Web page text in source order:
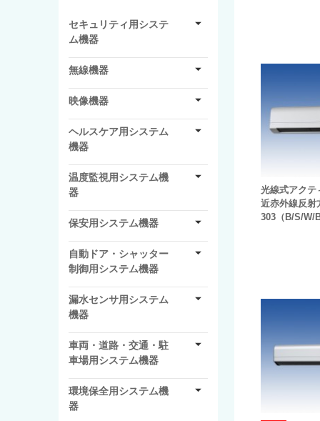
光線式アクテ
近赤外線反射
303（B/S/W/
セキュリティ用システ
ム機器
無線機器
映像機器
ヘルスケア用システム
機器
温度監視用システム機
器
保安用システム機器
自動ドア・シャッター
制御用システム機器
漏水センサ用システム
機器
車両・道路・交通・駐
車場用システム機器
環境保全用システム機
器